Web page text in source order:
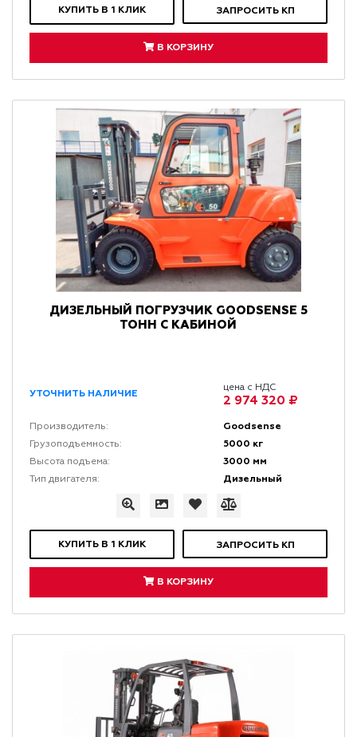
КУПИТЬ В 1 КЛИК ЗАПРОСИТЬ КП
В КОРЗИНУ
ДИЗЕЛЬНЫЙ ПОГРУЗЧИК GOODSENSE 5
ТОНН С КАБИНОЙ
УТОЧНИТЬ НАЛИЧИЕ
цена с НДС
2 974 320 ₽
Производитель: Goodsense
Грузоподъемность: 5000 кг
Высота подъема: 3000 мм
Тип двигателя: Дизельный
КУПИТЬ В 1 КЛИК ЗАПРОСИТЬ КП
В КОРЗИНУ